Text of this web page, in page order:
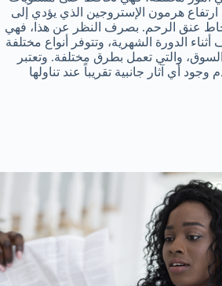
ارتفاع هرمون الإستروجين الذي يؤدي إلى
عنق الرحم. بصرف النظر عن هذا، فهي
الدورة الشهرية، وتتوفر أنواع مختلفة
والتي تعمل بطرق مختلفة. وتعتبر
وجود أي آثار جانبية تقريباً عند تناولها